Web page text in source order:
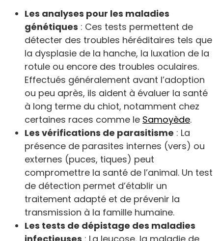
Les analyses pour les maladies
génétiques : Ces tests permettent de
détecter des troubles héréditaires tels que
la dysplasie de la hanche, la luxation de la
rotule ou encore des troubles oculaires.
Effectués généralement avant l’adoption
ou peu après, ils aident à évaluer la santé
à long terme du chiot, notamment chez
certaines races comme le Samoyède.
Les vérifications de parasitisme : La
présence de parasites internes (vers) ou
externes (puces, tiques) peut
compromettre la santé de l’animal. Un test
de détection permet d’établir un
traitement adapté et de prévenir la
transmission à la famille humaine.
Les tests de dépistage des maladies